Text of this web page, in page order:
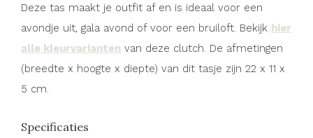
Deze tas maakt je outfit af en is ideaal voor een
avondje uit, gala avond of voor een bruiloft. Bekijk hier
alle kleurvarianten van deze clutch. De afmetingen
(breedte x hoogte x diepte) van dit tasje zijn 22 x 11 x
5 cm.
Specificaties